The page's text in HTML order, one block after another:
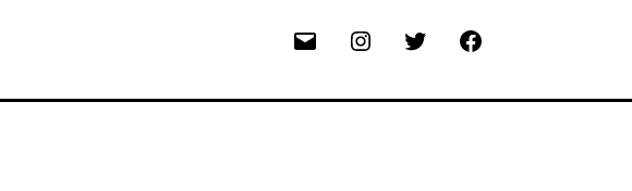
Facebook
Twitter
Instagram